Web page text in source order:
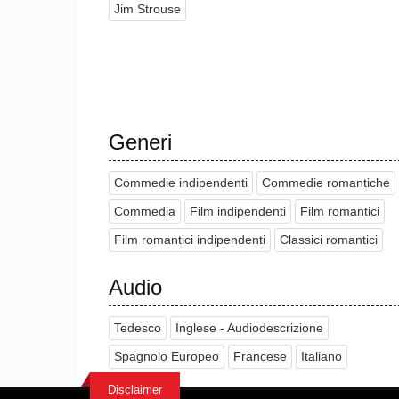
diretto.
I due escono insieme e Jessica inizia a
una posizione apparentemente
Jessica si concentra sul suo laboratorio per
utilizzando le sue miglia frequent flyer. Invece,
studentesse, che ipotizzano che Boone debba
accompagnarla.
Jim Strouse
Generi
Commedie indipendenti Commedie romantiche
Commedia Film indipendenti Film romantici
Film romantici indipendenti Classici romantici
Audio
Tedesco Inglese - Audiodescrizione
Spagnolo Europeo Francese Italiano
Disclaimer